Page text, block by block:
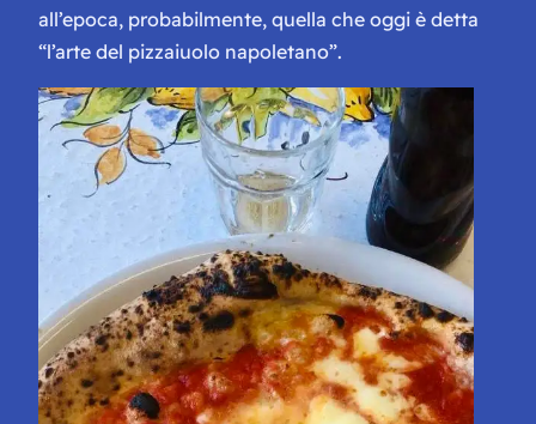
all’epoca, probabilmente, quella che oggi è detta
“l’arte del pizzaiuolo napoletano”.